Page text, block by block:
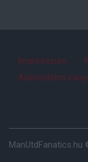
Impresszum
Adatvédelmi
ManUtdFanatics.hu